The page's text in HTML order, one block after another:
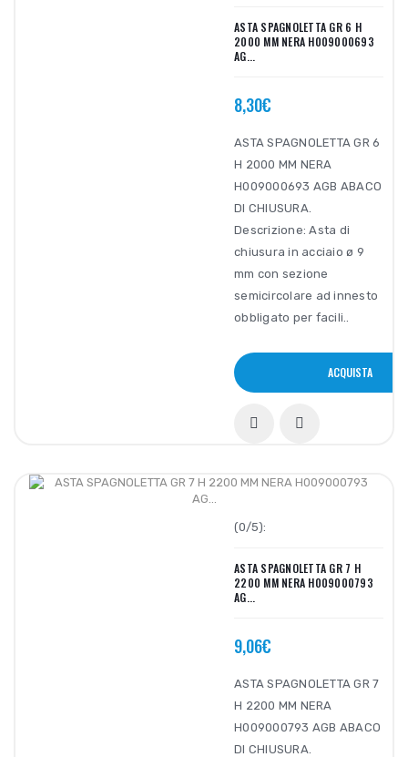
ASTA SPAGNOLETTA GR 6 H
2000 MM NERA H009000693
AG...
8,30€
ASTA SPAGNOLETTA GR 6
H 2000 MM NERA
H009000693 AGB ABACO
DI CHIUSURA.
Descrizione: Asta di
chiusura in acciaio ø 9
mm con sezione
semicircolare ad innesto
obbligato per facili..
ACQUISTA
(0/5):
ASTA SPAGNOLETTA GR 7 H
2200 MM NERA H009000793
AG...
9,06€
ASTA SPAGNOLETTA GR 7
H 2200 MM NERA
H009000793 AGB ABACO
DI CHIUSURA.